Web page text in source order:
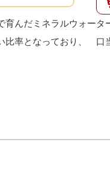
んだミネラルウォータ
比率となっており、 口